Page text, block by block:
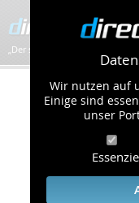
Wir nutzen auf
Einige sind
unser
„Der schnellste Bilder-Hoster im
Kontakt
Um eine
Bearbeitung
bitten wir Sie,
folgende